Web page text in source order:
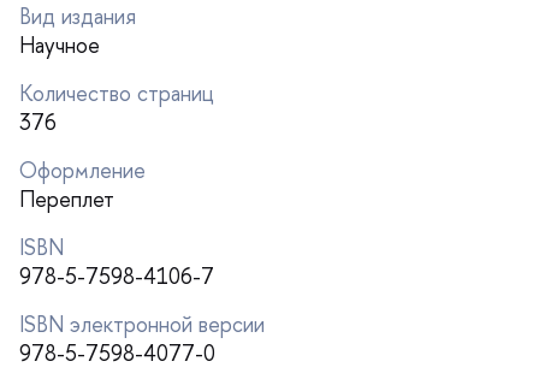
ид издания
Научное
Количество страниц
376
Оформление
Переплет
ISBN
978-5-7598-4106-7
ISBN электронной версии
978-5-7598-4077-0